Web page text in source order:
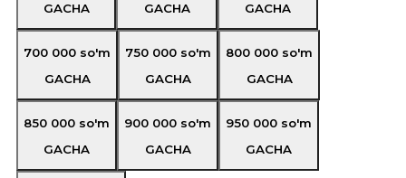
GACHA
GACHA
GACHA
700 000 so'm
GACHA
750 000 so'm
GACHA
800 000 so'm
GACHA
850 000 so'm
GACHA
900 000 so'm
GACHA
950 000 so'm
GACHA